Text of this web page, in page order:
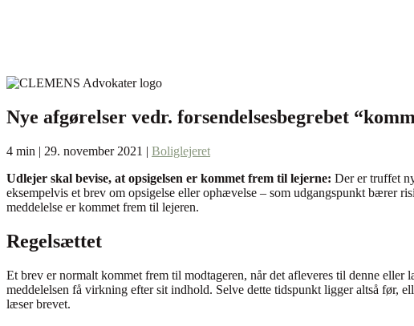
Nye afgørelser vedr. forsendelsesbegrebet
4 min | 29. november 2021 | Boliglejeret
Udlejer skal bevise, at opsigelsen er kommet frem til lejerne: Der er truffet
eksempelvis et brev om opsigelse eller ophævelse – som udgangspunkt bærer
meddelelse er kommet frem til lejeren.
Regelsættet
Et brev er normalt kommet frem til modtageren, når det afleveres til denne
meddelelsen få virkning efter sit indhold. Selve dette tidspunkt ligger altså før,
læser brevet.